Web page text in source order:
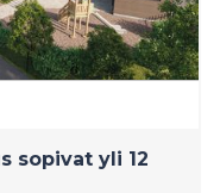
sopivat yli 12